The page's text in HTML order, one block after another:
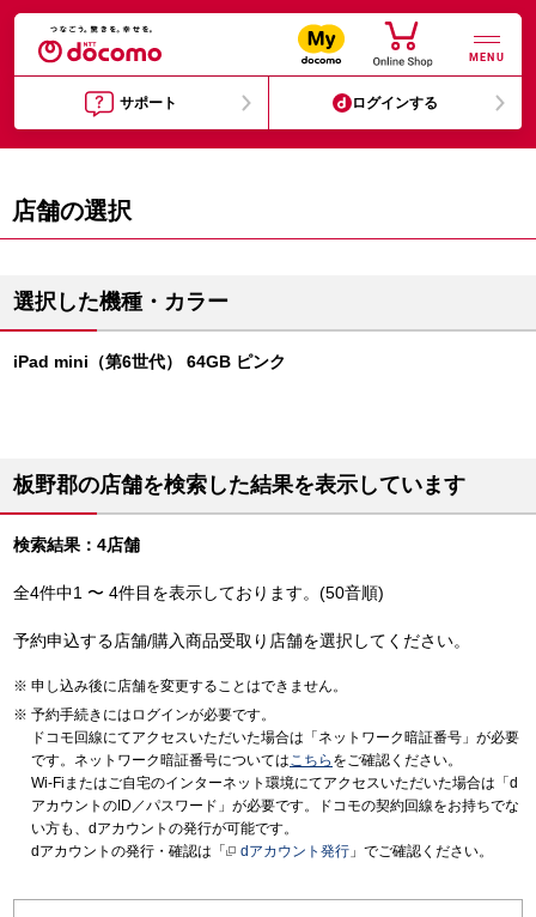
MENU
サポート ログインする
店舗の選択
選択した機種・カラー
iPad mini（第6世代） 64GB ピンク
板野郡の店舗を検索した結果を表示しています
検索結果：4店舗
全4件中1 〜 4件目を表示しております。(50音順)
予約申込する店舗/購入商品受取り店舗を選択してください。
申し込み後に店舗を変更することはできません。
予約手続きにはログインが必要です。
ドコモ回線にてアクセスいただいた場合は「ネットワーク暗証番号」が必要
です。ネットワーク暗証番号についてはこちら をご確認ください。
Wi-Fiまたはご自宅のインターネット環境にてアクセスいただいた場合は「d
アカウントのID／パスワード」が必要です。ドコモの契約回線をお持ちでな
い方も、dアカウントの発行が可能です。
dアカウントの発行・確認は「
dアカウント発行 」でご確認ください。